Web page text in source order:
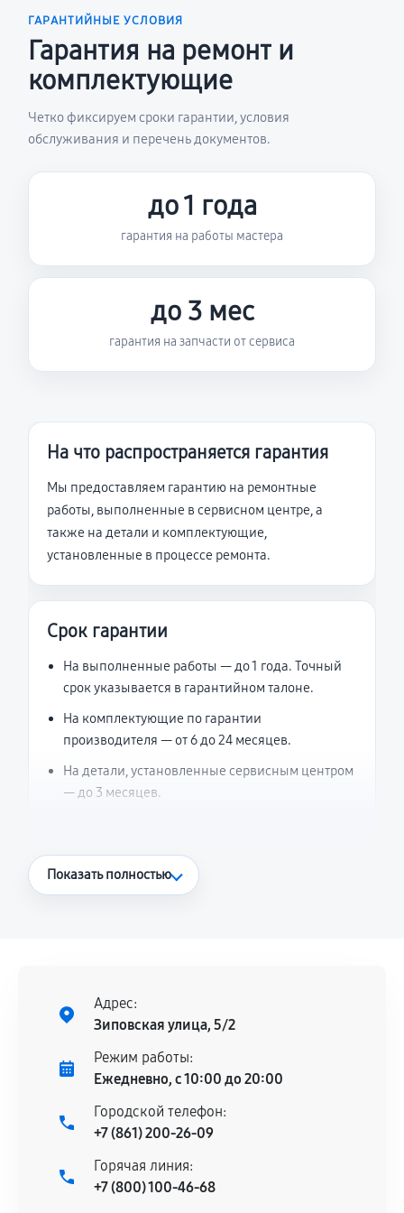
ГАРАНТИЙНЫЕ УСЛОВИЯ
Гарантия на ремонт и
комплектующие
Четко фиксируем сроки гарантии, условия
обслуживания и перечень документов.
до 1 года
гарантия на работы мастера
до 3 мес
гарантия на запчасти от сервиса
На что распространяется гарантия
Мы предоставляем гарантию на ремонтные
работы, выполненные в сервисном центре, а
также на детали и комплектующие,
установленные в процессе ремонта.
Срок гарантии
На выполненные работы — до 1 года. Точный
срок указывается в гарантийном талоне.
На комплектующие по гарантии
производителя — от 6 до 24 месяцев.
На детали, установленные сервисным центром
— до 3 месяцев.
Что считается гарантийным случаем
нормальной эксплуатации в течение
гарантийного срока.
Несоответствие комплектующей заявленным
техническим характеристикам.
Документы для подтверждения
гарантии
Показать полностью
Адрес:
Зиповская улица, 5/2
Режим работы:
Ежедневно, с 10:00 до 20:00
Городской телефон:
+7 (861) 200-26-09
Горячая линия:
+7 (800) 100-46-68